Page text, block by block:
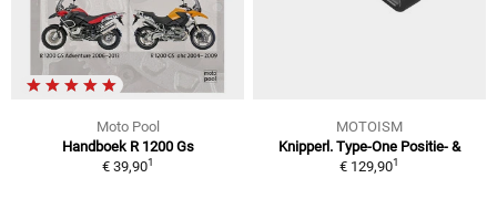
Moto Pool
Handboek R 1200 Gs
€ 39,901
MOTOISM
Knipperl. Type-One Positie- &
€ 129,901